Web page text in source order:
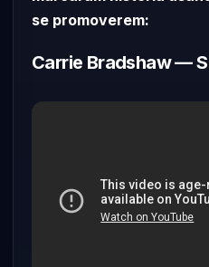
se promoverem:
Carrie Bradshaw —